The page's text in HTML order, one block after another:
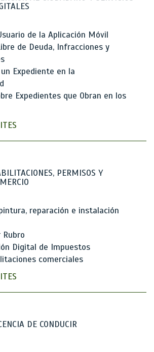
de la Aplicación Móvil
de Deuda, Infracciones y
Expediente en la
Expedientes que Obran en los
PERMISOS Y
reparación e instalación
Digital de Impuestos
comerciales
DE CONDUCIR